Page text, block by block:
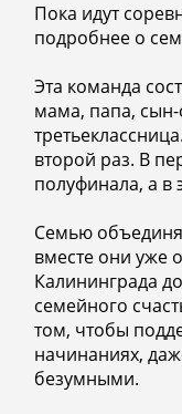
Пока идут
подробнее о
Эта команда
мама, папа,
второй раз. В
полуфинала, а в
Семью
вместе они уже
Калининграда
семейного
том, чтобы
начинаниях,
безумными.